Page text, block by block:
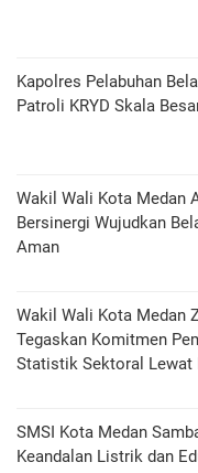
Kapolres Pelabuhan
Patroli KRYD Skala
Wakil Wali Kota Medan
Bersinergi Wujudkan
Aman
Wakil Wali Kota Medan
Tegaskan Komitmen
Statistik Sektoral Lewat
SMSI Kota Medan
Keandalan Listrik dan